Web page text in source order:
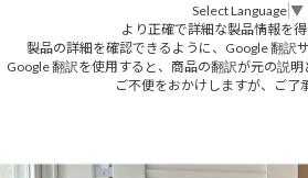
Select Language ▼
より正確で詳細な製品情報を得
製品の詳細を確認できるように、Google 翻訳
Google 翻訳を使用すると、商品の翻訳が元の説明
ご不便をおかけしますが、ご了